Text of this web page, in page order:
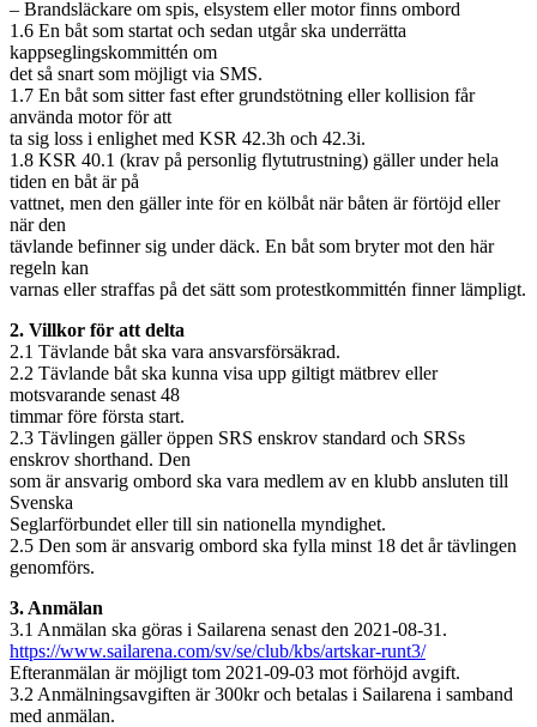
– Brandsläckare om spis, elsystem eller motor finns ombord
1.6 En båt som startat och sedan utgår ska underrätta
kappseglingskommittén om
det så snart som möjligt via SMS.
1.7 En båt som sitter fast efter grundstötning eller kollision får
använda motor för att
ta sig loss i enlighet med KSR 42.3h och 42.3i.
1.8 KSR 40.1 (krav på personlig flytutrustning) gäller under hela
tiden en båt är på
vattnet, men den gäller inte för en kölbåt när båten är förtöjd eller
när den
tävlande befinner sig under däck. En båt som bryter mot den här
regeln kan
varnas eller straffas på det sätt som protestkommittén finner lämpligt.
2. Villkor för att delta
2.1 Tävlande båt ska vara ansvarsförsäkrad.
2.2 Tävlande båt ska kunna visa upp giltigt mätbrev eller
motsvarande senast 48
timmar före första start.
2.3 Tävlingen gäller öppen SRS enskrov standard och SRSs
enskrov shorthand. Den
som är ansvarig ombord ska vara medlem av en klubb ansluten till
Svenska
Seglarförbundet eller till sin nationella myndighet.
2.5 Den som är ansvarig ombord ska fylla minst 18 det år tävlingen
genomförs.
3. Anmälan
3.1 Anmälan ska göras i Sailarena senast den 2021-08-31.
https://www.sailarena.com/sv/se/club/kbs/artskar-runt3/
Efteranmälan är möjligt tom 2021-09-03 mot förhöjd avgift.
3.2 Anmälningsavgiften är 300kr och betalas i Sailarena i samband
med anmälan.